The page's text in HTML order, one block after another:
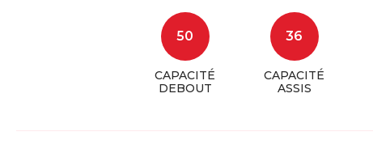
50
CAPACITÉ
DEBOUT
36
CAPACITÉ
ASSIS